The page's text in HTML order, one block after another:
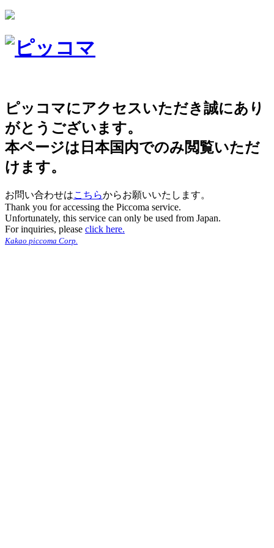
ピッコマにアクセスいただき誠にあり
がとうございます。
本ページは日本国内でのみ閲覧いただ
けます。
お問い合わせはこちらからお願いいたします。
Thank you for accessing the Piccoma service.
Unfortunately, this service can only be used from Japan.
For inquiries, please click here.
Kakao piccoma Corp.